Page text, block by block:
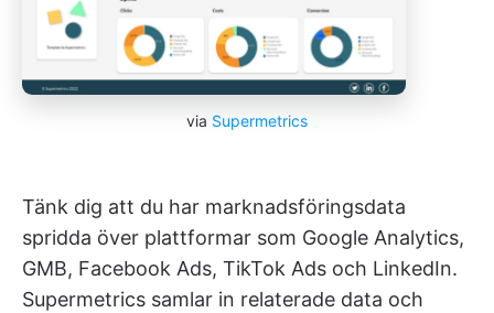
via Supermetrics
Tänk dig att du har marknadsföringsdata
spridda över plattformar som Google Analytics,
GMB, Facebook Ads, TikTok Ads och LinkedIn.
Supermetrics samlar in relaterade data och